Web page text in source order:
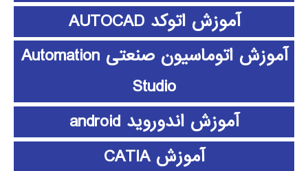
آموزش اتوکد AUTOCAD
آموزش اتوماسیون صنعتی Automation
Studio
آموزش اندوروید android
آموزش CATIA